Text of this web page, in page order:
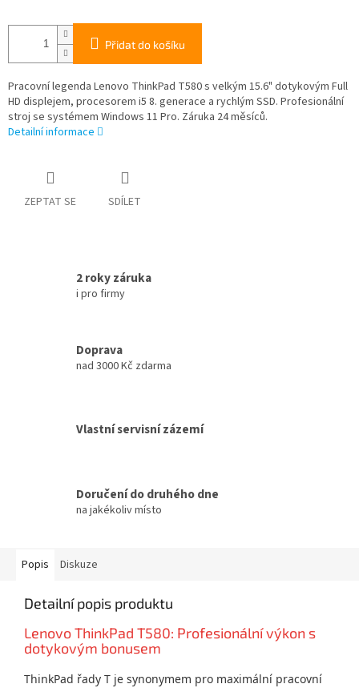
Přidat do košíku
Pracovní legenda Lenovo ThinkPad T580 s velkým 15.6" dotykovým Full
HD displejem, procesorem i5 8. generace a rychlým SSD. Profesionální
stroj se systémem Windows 11 Pro. Záruka 24 měsíců.
Detailní informace
ZEPTAT SE SDÍLET
2 roky záruka
i pro firmy
Doprava
nad 3000 Kč zdarma
Vlastní servisní zázemí
Doručení do druhého dne
na jakékoliv místo
Popis Diskuze
Detailní popis produktu
Lenovo ThinkPad T580: Profesionální výkon s
dotykovým bonusem
ThinkPad řady T je synonymem pro maximální pracovní